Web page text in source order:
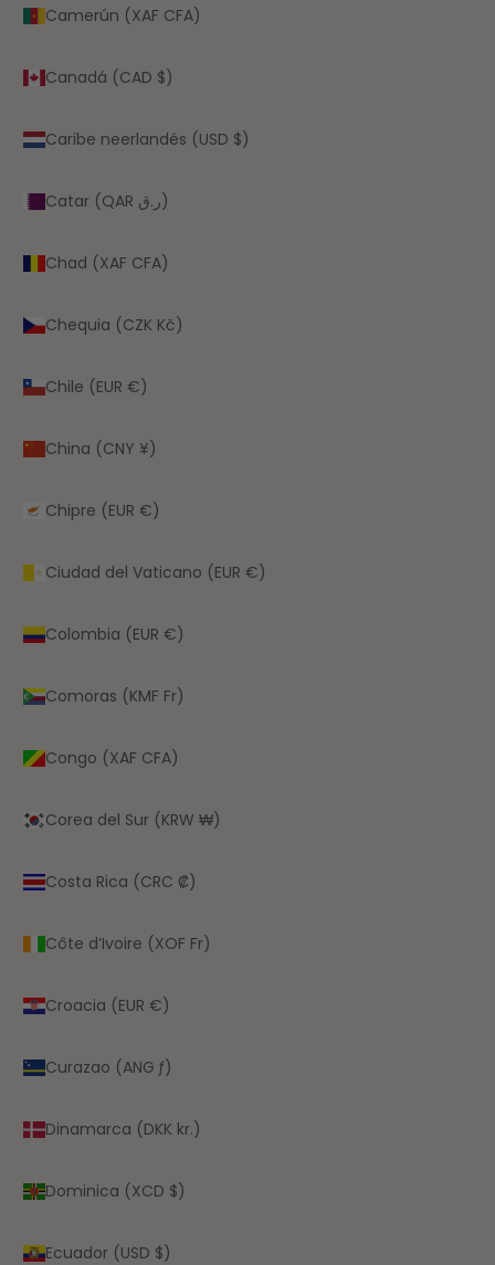
Camerún (XAF CFA)
Canadá (CAD $)
Caribe neerlandés (USD $)
Catar (QAR ر.ق)
Chad (XAF CFA)
Chequia (CZK Kč)
Chile (EUR €)
China (CNY ¥)
Chipre (EUR €)
Ciudad del Vaticano (EUR €)
Colombia (EUR €)
Comoras (KMF Fr)
Congo (XAF CFA)
Corea del Sur (KRW ₩)
Costa Rica (CRC ₡)
Côte d’Ivoire (XOF Fr)
Croacia (EUR €)
Curazao (ANG ƒ)
Dinamarca (DKK kr.)
Dominica (XCD $)
Ecuador (USD $)